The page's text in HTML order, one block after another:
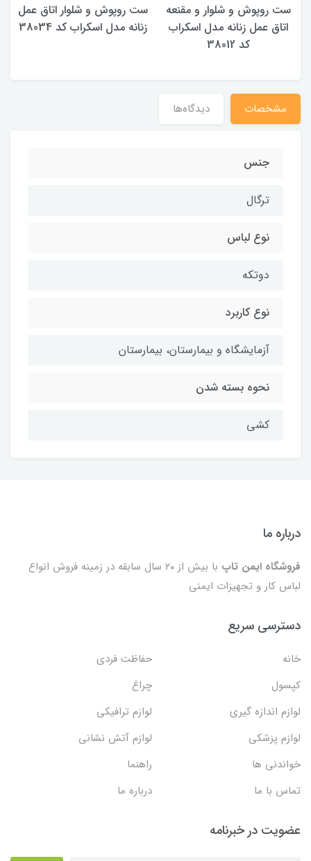
ست روپوش و شلوار و مقنعه
اتاق عمل زنانه مدل اسکراب
کد 38012
ست روپوش و شلوار اتاق عمل
زنانه مدل اسکراب کد 38034
مشخصات دیدگاه‌ها
جنس
ترگال
نوع لباس
دوتکه
نوع کاربرد
آزمایشگاه و بیمارستان، بیمارستان
نحوه بسته شدن
کشی
درباره ما
فروشگاه ایمن تاپ
با بیش از ۲۰ سال سابقه در زمینه فروش انواع
لباس کار و تجهیزات ایمنی
دسترسی سریع
خانه
حفاظت فردی
کپسول
چراغ
لوازم اندازه گیری
لوازم ترافیکی
لوازم پزشکی
لوازم آتش نشانی
خواندنی ها
راهنما
تماس با ما
درباره ما
عضویت در خبرنامه